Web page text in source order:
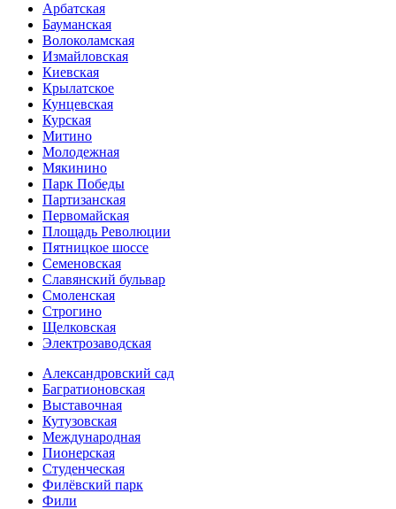
Арбатская
Бауманская
Волоколамская
Измайловская
Киевская
Крылатское
Кунцевская
Курская
Митино
Молодежная
Мякинино
Парк Победы
Партизанская
Первомайская
Площадь Революции
Пятницкое шоссе
Семеновская
Славянский бульвар
Смоленская
Строгино
Щелковская
Электро­заводская
Александ­ровский сад
Багратионовская
Выставочная
Кутузовская
Международная
Пионерская
Студенческая
Филёвский парк
Фили